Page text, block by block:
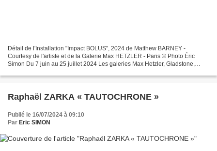
Détail de l'Installation "Impact BOLUS", 2024 de Matthew BARNEY -
Courtesy de l'artiste et de la Galerie Max HETZLER - Paris © Photo Éric
Simon Du 7 juin au 25 juillet 2024 Les galeries Max Hetzler, Gladstone,
Raphaël ZARKA « TAUTOCHRONE »
Publié le 16/07/2024 à 09:10
Par Eric SIMON